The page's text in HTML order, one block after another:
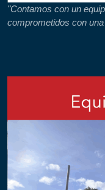
"Contamos con un
comprometidos con